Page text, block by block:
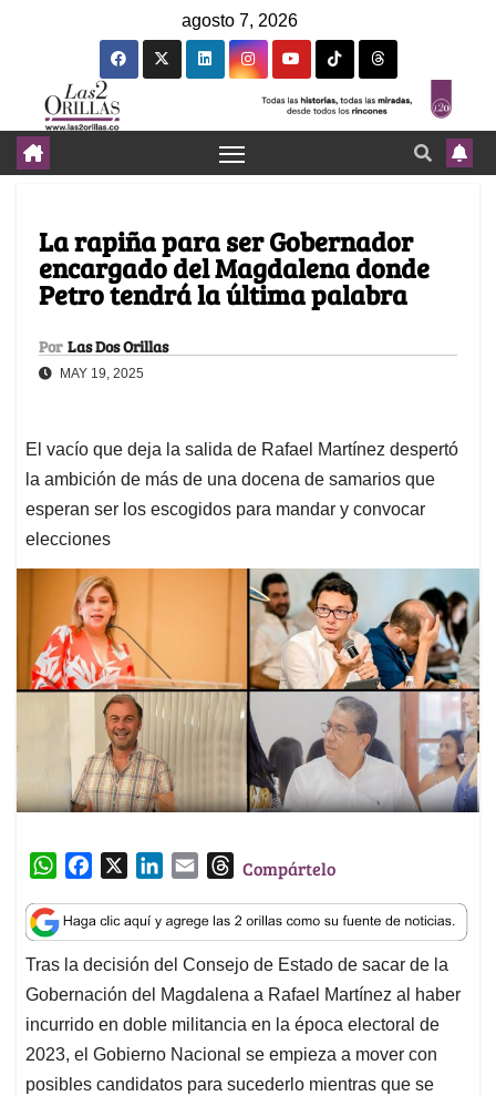
agosto 7, 2026
La rapiña para ser Gobernador
encargado del Magdalena donde
Petro tendrá la última palabra
Por Las Dos Orillas
MAY 19, 2025
El vacío que deja la salida de Rafael Martínez despertó
la ambición de más de una docena de samarios que
esperan ser los escogidos para mandar y convocar
elecciones
W
a
t
s
A
p
p
c
e
b
o
o
k
n
k
e
d
I
n
a
i
l
T
r
e
a
d
s
Compártelo
Tras la decisión del Consejo de Estado de sacar de la
Gobernación del Magdalena a Rafael Martínez al haber
incurrido en doble militancia en la época electoral de
2023, el Gobierno Nacional se empieza a mover con
posibles candidatos para sucederlo mientras que se